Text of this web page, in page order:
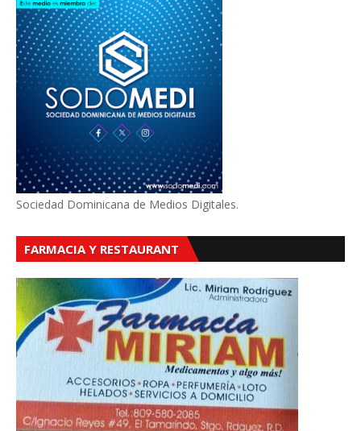
Sociedad Dominicana de Medios Digitales.
FARMACIA Y RESTAURANT